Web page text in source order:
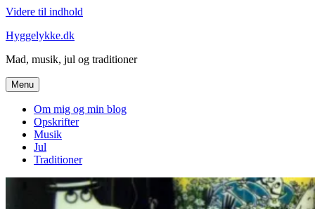
Videre til indhold
Hyggelykke.dk
Mad, musik, jul og traditioner
Menu
Om mig og min blog
Opskrifter
Musik
Jul
Traditioner